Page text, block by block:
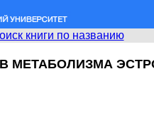
книги по названию
МЕТАБОЛИЗМА